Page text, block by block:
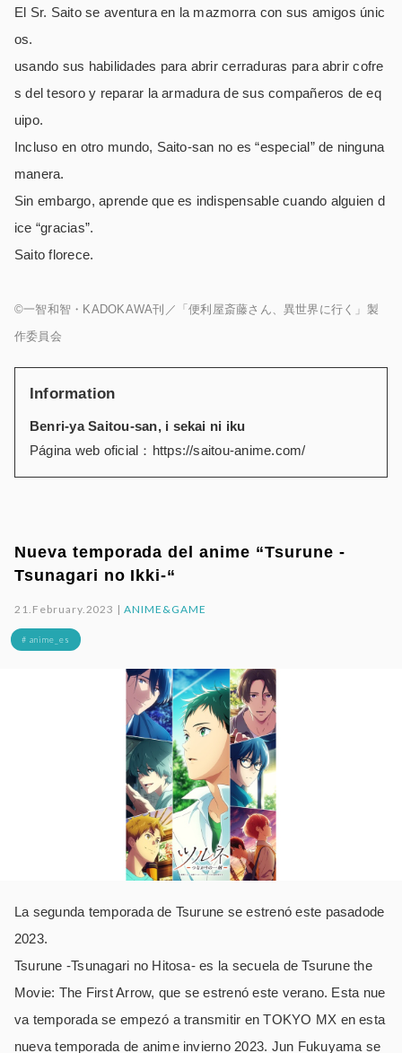
El Sr. Saito se aventura en la mazmorra con sus amigos únic
os.
usando sus habilidades para abrir cerraduras para abrir cofre
s del tesoro y reparar la armadura de sus compañeros de eq
uipo.
Incluso en otro mundo, Saito-san no es “especial” de ninguna
manera.
Sin embargo, aprende que es indispensable cuando alguien d
ice “gracias”.
Saito florece.
©一智和智・ KADOKAWA刊／「便利屋斎藤さん、異世界に行く」製
作委員会
Information
Benri-ya Saitou-san, i sekai ni iku
Página web oficial：https://saitou-anime.com/
Nueva temporada del anime “Tsurune -
Tsunagari no Ikki-“
21.February.2023 |ANIME&GAME
# anime_es
La segunda temporada de Tsurune se estrenó este pasadode
2023.
Tsurune -Tsunagari no Hitosa- es la secuela de Tsurune the
Movie: The First Arrow, que se estrenó este verano. Esta nue
va temporada se empezó a transmitir en TOKYO MX en esta
nueva temporada de anime invierno 2023. Jun Fukuyama se